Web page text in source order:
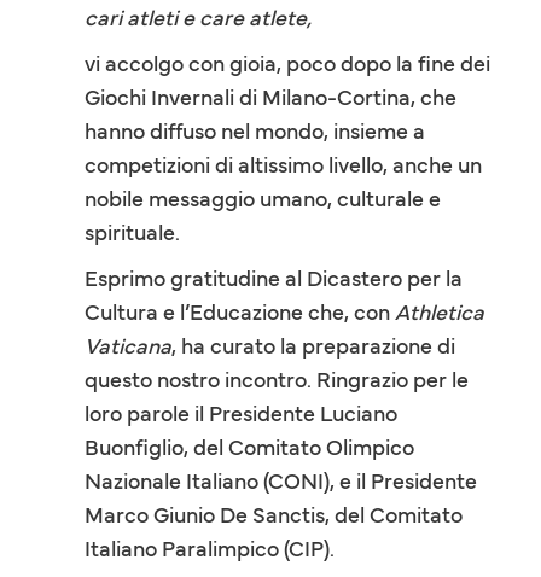
cari atleti e care atlete,
vi accolgo con gioia, poco dopo la fine dei
Giochi Invernali di Milano-Cortina, che
hanno diffuso nel mondo, insieme a
competizioni di altissimo livello, anche un
nobile messaggio umano, culturale e
spirituale.
Esprimo gratitudine al Dicastero per la
Cultura e l’Educazione che, conAthletica
Vaticana, ha curato la preparazione di
questo nostro incontro. Ringrazio per le
loro parole il Presidente Luciano
Buonfiglio, del Comitato Olimpico
Nazionale Italiano (CONI), e il Presidente
Marco Giunio De Sanctis, del Comitato
Italiano Paralimpico (CIP).